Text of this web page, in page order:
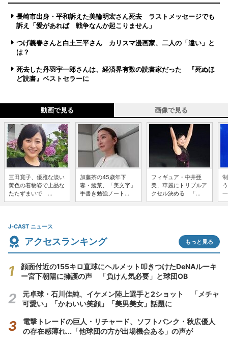
長崎市出身・平和訴えた美輪明宏さん死去 ラストメッセージでも
訴え「愛があれば 戦争なんか起こりません」
つげ義春さんと白土三平さん カリスマ漫画家、二人の「違い」と
は？
死去した丹羽宇一郎さんは、経済界有数の読書家だった 『死ぬほ
ど読書』ベストセラーに
動画で見る 画像で見る
三田寛子、優雅な淡い
黄色の着物姿で上品な
たたずまいで ...
加藤茶の45歳年下
妻・綾菜、「美文字」
手書き勉強ノート...
フィギュア・中井亜
美、華麗にトリプルア
クセル決める 「...
J-CAST ニュース
アクセスランキング もっと見る
顔面付近の155キロ直球にヘルメット叩きつけたDeNAルーキ
ー宮下朝陽に擁護の声 「負けん気必要」と球団OB
元卓球・石川佳純、イケメン陸上選手と2ショット 「メチャ
可愛い」「かわいい笑顔」「美男美女」話題に
電撃トレードの巨人・リチャード、ソフトバンク・秋広優人
の存在感薄れ...「他球団の方が出場機会ある」の声が